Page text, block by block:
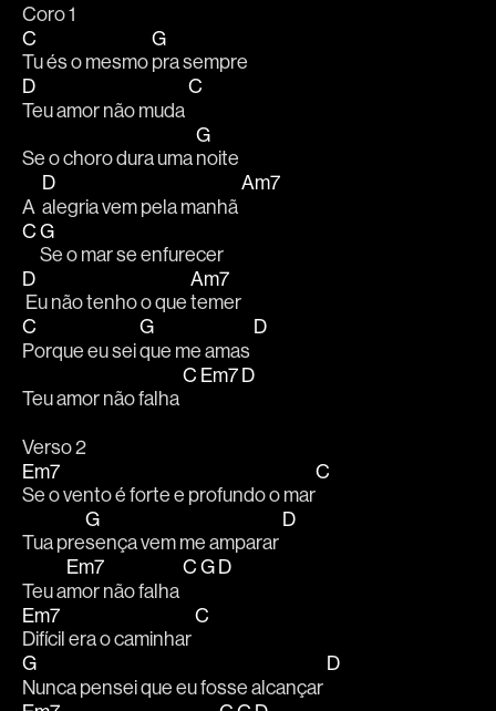
Coro 1
C
Tu és o mesmo
G
pra sempre
D
Teu amor não muda
C
Se o choro dura uma
G
noite
A
D
alegria vem pela manhã
Am7
CG
Se o mar se enfurecer
D
Eu não tenho o que
Am7
temer
C
Porque eu sei
G
que me amas
D
Teu amor não falha
C Em7D
Verso 2
Em7
Se o vento é forte e profundo o mar
C
Tua pre
G
sença vem me amparar
D
Teu a
Em7
mor não falha
CGD
Em7
Difícil era o caminhar
C
G
Nunca pensei que eu fosse alcançar
D